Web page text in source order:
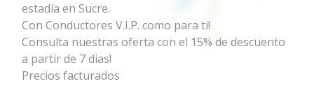
estadía en Sucre.
Con Conductores V.I.P. como para ti!
Consulta nuestras oferta con el 15% de descuento
a partir de 7 dias!
Precios facturados